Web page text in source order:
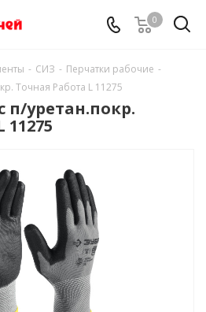
0
- СИЗ - Перчатки рабочие -
Точная Работа L 11275
п/уретан.покр.